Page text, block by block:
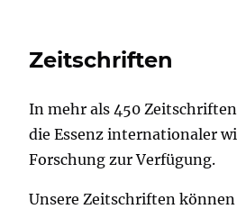
Zeitschriften
In mehr als 450
die Essenz internationaler
Forschung zur Verfügung.
Unsere Zeitschriften